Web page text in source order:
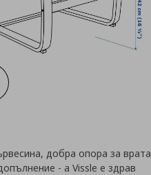
добра опора за врата
- а Vissle е здрав